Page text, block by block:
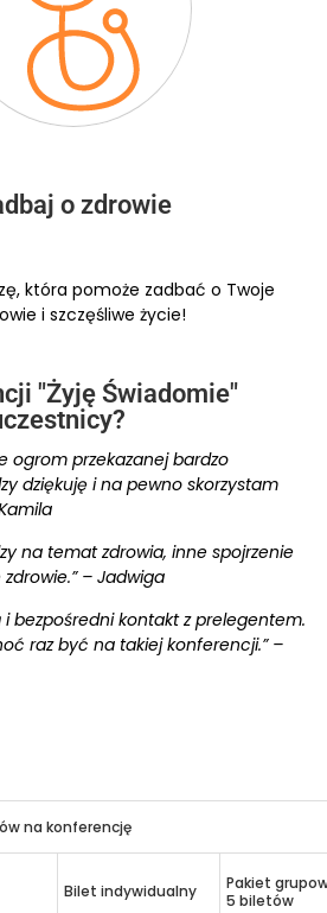
o zdrowie
która pomoże zadbać o Twoje
i szczęśliwe życie!
"Żyję Świadomie"
ogrom przekazanej bardzo
dziękuję i na pewno skorzystam
na temat zdrowia, inne spojrzenie
– Jadwiga
i bezpośredni kontakt z prelegentem.
raz być na takiej konferencji.” –
na konferencję
Bilet indywidualny
Pakiet
5 biletów